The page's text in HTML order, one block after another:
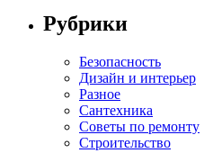
Рубрики
Безопасность
Дизайн и интерьер
Разное
Сантехника
Советы по ремонту
Строительство